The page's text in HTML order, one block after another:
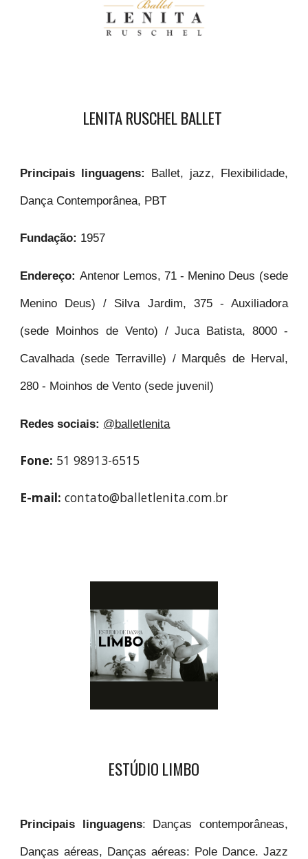
LENITA RUSCHEL BALLET
Principais linguagens: Ballet, jazz, Flexibilidade,
Dança Contemporânea, PBT
Fundação: 1957
Endereço: Antenor Lemos, 71 - Menino Deus (sede
Menino Deus) / Silva Jardim, 375 - Auxiliadora
(sede Moinhos de Vento) / Juca Batista, 8000 -
Cavalhada (sede Terraville) / Marquês de Herval,
280 - Moinhos de Vento (sede juvenil)
Redes sociais: @balletlenita
Fone: 51 98913-6515
E-mail:contato@balletlenita.com.br
ESTÚDIO LIMBO
Principais linguagens: Danças contemporâneas,
Danças aéreas, Danças aéreas: Pole Dance. Jazz